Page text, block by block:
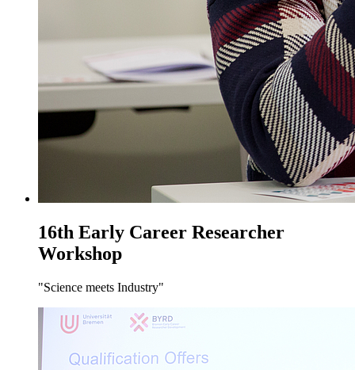
16th Early Career Researcher
Workshop
"Science meets Industry"